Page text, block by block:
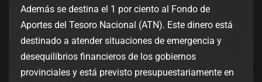
Además se destina el 1 por ciento al Fondo de
Aportes del Tesoro Nacional (ATN). Este dinero está
destinado a atender situaciones de emergencia y
desequilibrios financieros de los gobiernos
provinciales y está previsto presupuestariamente en